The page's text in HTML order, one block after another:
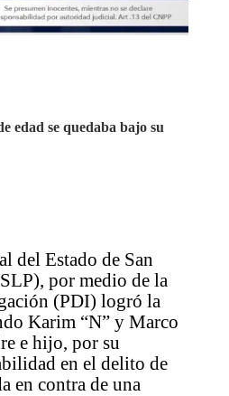
edad se quedaba bajo su
del Estado de San
por medio de la
(PDI) logró la
Karim “N” y Marco
e hijo, por su
en el delito de
en contra de una